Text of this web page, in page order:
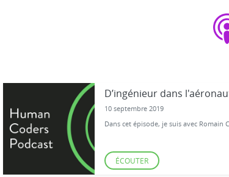
D’ingénieur dans
10 septembre 2019
Dans cet épisode, je suis avec Romain
ÉCOUTER